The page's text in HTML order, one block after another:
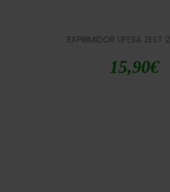
EXPRIMIDOR UFESA ZEST
15,90€